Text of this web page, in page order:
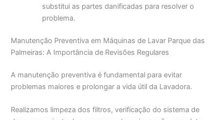
substitui as partes danificadas para resolver o
problema.
Manutenção Preventiva em Máquinas de Lavar Parque das
Palmeiras: A Importância de Revisões Regulares
A manutenção preventiva é fundamental para evitar
problemas maiores e prolongar a vida útil da Lavadora.
Realizamos limpeza dos filtros, verificação do sistema de